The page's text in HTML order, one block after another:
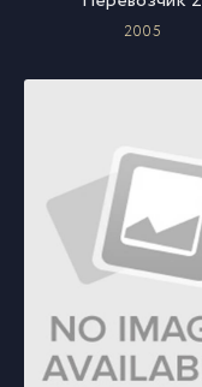
2005